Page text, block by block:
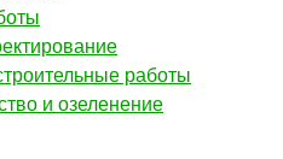
работы
и озеленение